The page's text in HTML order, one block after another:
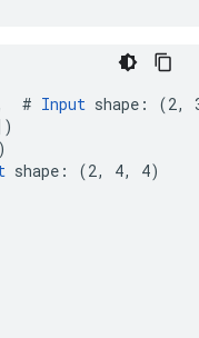
# Input shape: (2,
shape: (2, 4, 4)